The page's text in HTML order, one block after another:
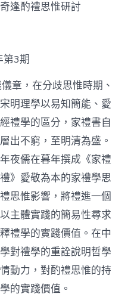
找
空
間】
從
簡
化
禮
制
到
道
理
天
然：
孫
奇
逢
酌
禮
思
逢酌禮思惟研討
3期
章，在分歧思惟時期、
明理學以易知簡能、愛
禮學的區分，家禮書自
出不窮，至明清為盛。
夜儒在暮年撰成《家禮
》愛敬為本的家禮學思
思惟影響，將禮進一個
主體實踐的簡易性尋求
禮學的實踐價值。在中
對禮學的重詮說明哲學
動力，對酌禮思惟的持
的實踐價值。